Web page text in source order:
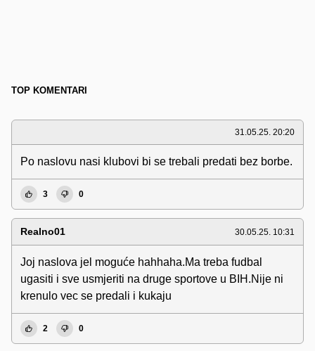
TOP KOMENTARI
31.05.25. 20:20
Po naslovu nasi klubovi bi se trebali predati bez borbe.
3 0
Realno01 30.05.25. 10:31
Joj naslova jel moguće hahhaha.Ma treba fudbal
ugasiti i sve usmjeriti na druge sportove u BIH.Nije ni
krenulo vec se predali i kukaju
2 0